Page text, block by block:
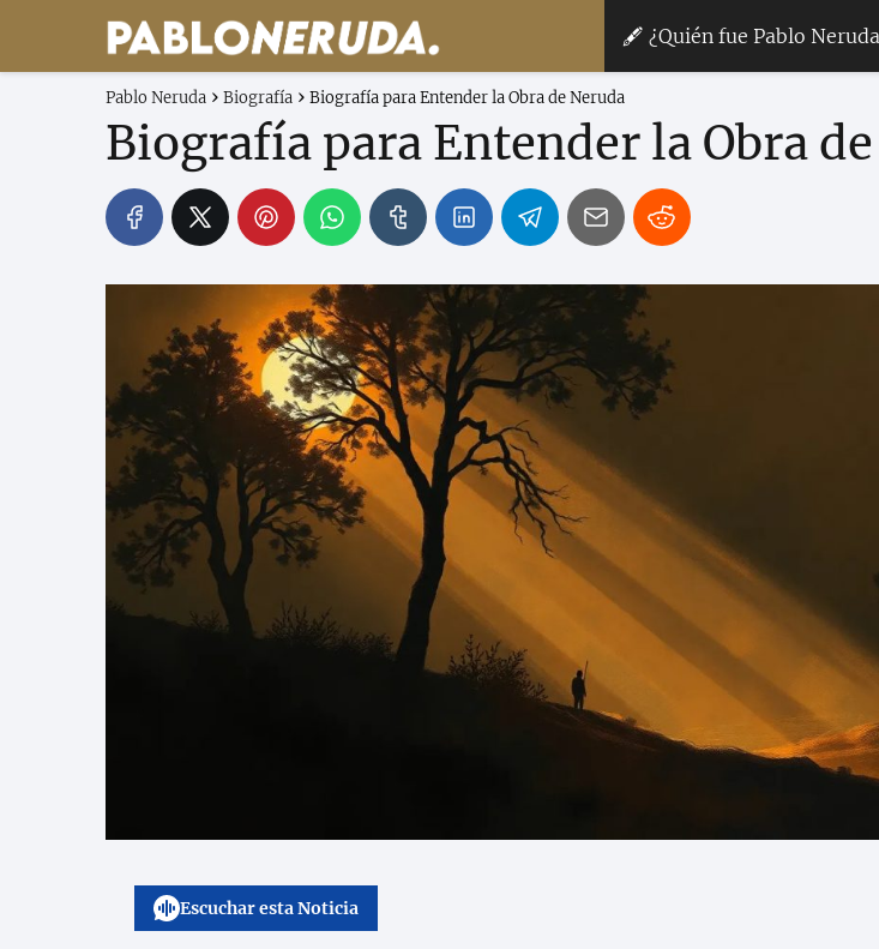
🖋 ¿Quién fue Pablo
Pablo Neruda Biografía Biografía para Entender la Obra de Neruda
Biografía para Entender la Obra
Escuchar esta Noticia